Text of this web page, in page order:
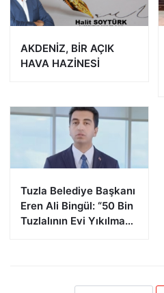
AKDENİZ, BİR AÇIK
HAVA HAZİNESİ
Tuzla Belediye Başkanı
Eren Ali Bingül: “50 Bin
Tuzlalının Evi Yıkılma